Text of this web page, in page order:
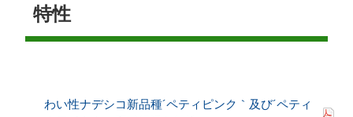
特性
わい性ナデシコ新品種´ペティピンク｀及び´ペティ